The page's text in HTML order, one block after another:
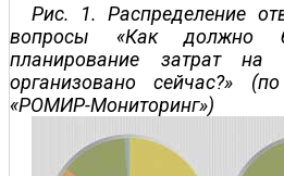
Рис. 1. Распределение
вопросы «Как должно
планирование затрат
организовано сейчас?»
«РОМИР-Мониторинг»)